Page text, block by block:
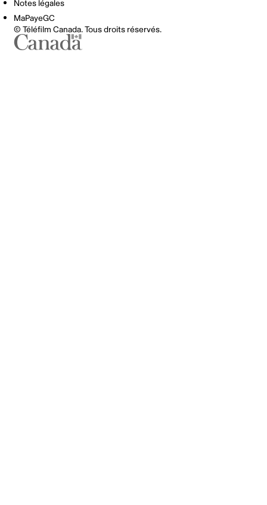
Notes légales
MaPayeGC
© Téléfilm Canada. Tous droits réservés.